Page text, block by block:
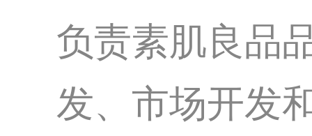
负责素肌良品
发、市场开发